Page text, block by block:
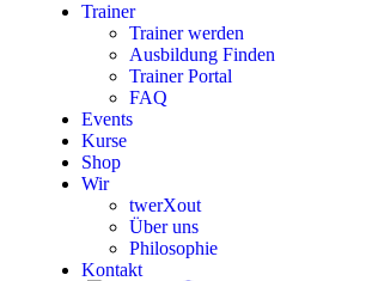
Trainer
Trainer werden
Ausbildung Finden
Trainer Portal
FAQ
Events
Kurse
Shop
Wir
twerXout
Über uns
Philosophie
Kontakt